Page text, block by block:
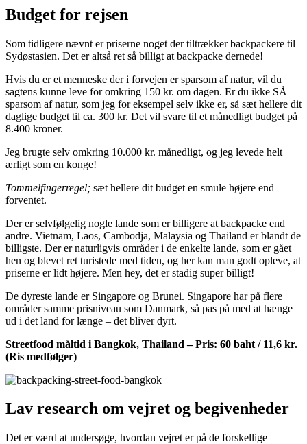
Budget for rejsen
Som tidligere nævnt er priserne noget der tiltrækker backpackere til
Sydøstasien. Det er altså ret så billigt at backpacke dernede!
Hvis du er et menneske der i forvejen er sparsom af natur, vil du
sagtens kunne leve for omkring 150 kr. om dagen. Er du ikke SÅ
sparsom af natur, som jeg for eksempel selv ikke er, så sæt hellere dit
daglige budget til ca. 300 kr. Det vil svare til et månedligt budget på
8.400 kroner.
Jeg brugte selv omkring 10.000 kr. månedligt, og jeg levede helt
ærligt som en konge!
Tommelfingerregel; sæt hellere dit budget en smule højere end
forventet.
Der er selvfølgelig nogle lande som er billigere at backpacke end
andre. Vietnam, Laos, Cambodja, Malaysia og Thailand er blandt de
billigste. Der er naturligvis områder i de enkelte lande, som er gået
hen og blevet ret turistede med tiden, og her kan man godt opleve, at
priserne er lidt højere. Men hey, det er stadig super billigt!
De dyreste lande er Singapore og Brunei. Singapore har på flere
områder samme prisniveau som Danmark, så pas på med at hænge
ud i det land for længe – det bliver dyrt.
Streetfood måltid i Bangkok, Thailand – Pris: 60 baht / 11,6 kr.
(Ris medfølger)
Lav research om vejret og begivenheder
Det er værd at undersøge, hvordan vejret er på de forskellige